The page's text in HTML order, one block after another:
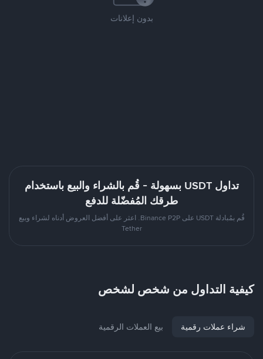
بدون إعلانات
تداول USDT بسهولة - قُم بالشراء والبيع باستخدام
طرقك المُفضّلة للدفع
قُم بمُبادلة USDT على Binance P2P. اعثر على أفضل العروض أدناه لشراء وبيع
Tether
كيفية التداول من شخص لشخص
شراء عملات رقمية بيع العملات الرقمية